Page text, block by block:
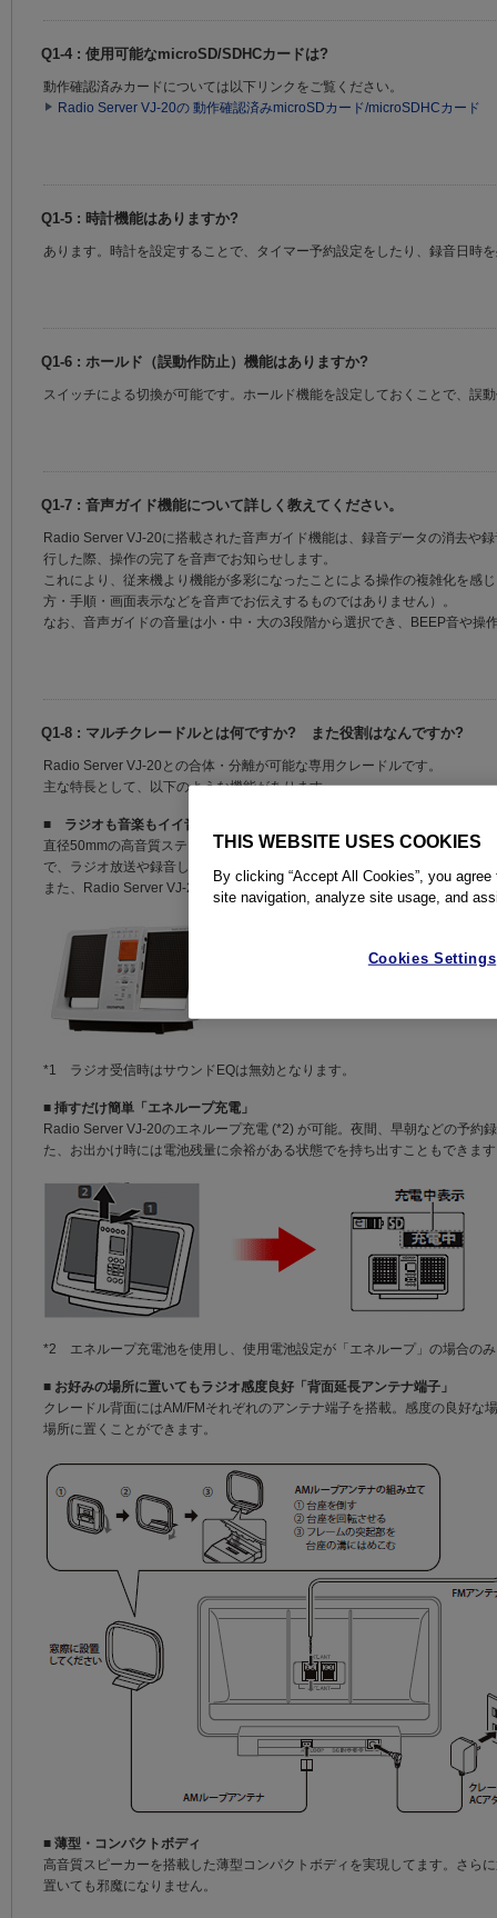
Q1-4 : 使用可能なmicroSD/SDHCカードは?
動作確認済みカードについては以下リンクをご覧ください。
Radio Server VJ-20の 動作確認済みmicroSDカード/microSDHCカード
Q1-5 : 時計機能はありますか?
あります。時計を設定することで、タイマー予約設定をしたり、録音日時
Q1-6 : ホールド（誤動作防止）機能はありますか?
スイッチによる切換が可能です。ホールド機能を設定しておくことで、誤
Q1-7 : 音声ガイド機能について詳しく教えてください。
Radio Server VJ-20に搭載された音声ガイド機能は、録音データの消去や
行した際、操作の完了を音声でお知らせします。
これにより、従来機より機能が多彩になったことによる操作の複雑化を感
方・手順・画面表示などを音声でお伝えするものではありません）。
なお、音声ガイドの音量は小・中・大の3段階から選択でき、BEEP音や操
Q1-8 : マルチクレードルとは何ですか? また役割はなんですか?
Radio Server VJ-20との合体・分離が可能な専用クレードルです。
主な特長として、以下のような機能があります。
■ ラジオも音楽もイイ音で楽しめる「高音質ステレオスピーカー」
直径50mmの高音質ステレオスピーカーを搭載。Radio Server VJ-20を接
で、ラジオ放送や録音した音声を楽しむことができます。
また、Radio Server VJ-20のサウンドEQ機能 (*1) と組み合わせることで、
*1 ラジオ受信時はサウンドEQは無効となります。
■ 挿すだけ簡単「エネループ充電」
Radio Server VJ-20のエネループ充電 (*2) が可能。夜間、早朝などの予約
た、お出かけ時には電池残量に余裕がある状態でを持ち出すこともできま
*2 エネループ充電池を使用し、使用電池設定が「エネループ」の場合の
■ お好みの場所に置いてもラジオ感度良好「背面延長アンテナ端子」
クレードル背面にはAM/FMそれぞれのアンテナ端子を搭載。感度の良好な
場所に置くことができます。
■ 薄型・コンパクトボディ
高音質スピーカーを搭載した薄型コンパクトボディを実現してます。さら
置いても邪魔になりません。
THIS WEBSITE USES COOKIES
By clicking “Accept All Cookies”, you
site navigation, analyze site usage, and
Cookies Settings